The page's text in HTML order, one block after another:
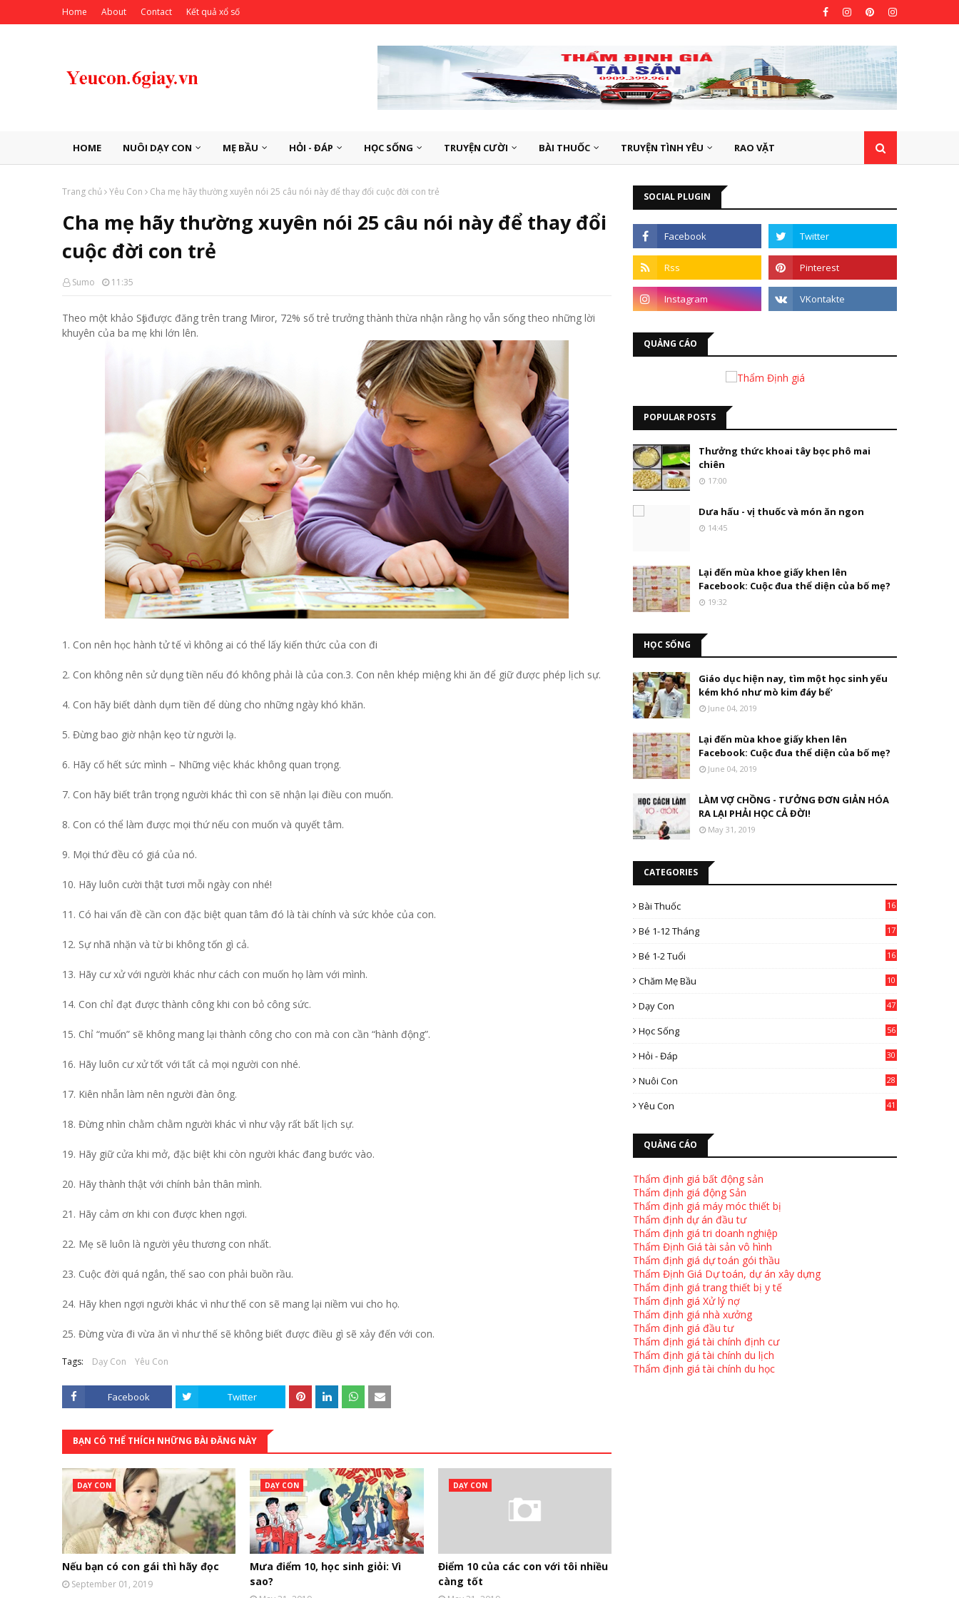
Home About Contact Kết quả xổ số
HOME NUÔI DẠY CON MẸ BẦU HỎI - ĐÁP HỌC SỐNG TRUYỆN CƯỜI BÀI THUỐC TRUYỆN TÌNH YÊU RAO VẶT
Trang chủ Yêu Con Cha mẹ hãy thường xuyên nói 25 câu nói này để thay đổi cuộc đời con trẻ
Cha mẹ hãy thường xuyên nói 25 câu nói này để thay đổi
cuộc đời con trẻ
Sumo 11:35
Theo một khảo Sӓƫ được đăng trên trang Miror, 72% số trẻ trưởng thành thừa nhận rằng họ vẫn sống theo những lời
khuyên của ba mẹ khi lớn lên.
1. Con nên học hành tử tế vì không ai có thể lấy kiến thức của con đi
2. Con không nên sử dụng tiền nếu đó không phải là của con.3. Con nên khép miệng khi ăn để giữ được phép lịch sự.
4. Con hãy biết dành dụm tiền để dùng cho những ngày khó khăn.
5. Đừng bao giờ nhận kẹo từ người lạ.
6. Hãy cố hết sức mình – Những việc khác không quan trọng.
7. Con hãy biết trân trọng người khác thì con sẽ nhận lại điều con muốn.
8. Con có thể làm được mọi thứ nếu con muốn và quyết tâm.
9. Mọi thứ đều có giá của nó.
10. Hãy luôn cười thật tươi mỗi ngày con nhé!
11. Có hai vấn đề cần con đặc biệt quan tâm đó là tài chính và sức khỏe của con.
12. Sự nhã nhặn và từ bi không tốn gì cả.
13. Hãy cư xử với người khác như cách con muốn họ làm với mình.
14. Con chỉ đạt được thành công khi con bỏ công sức.
15. Chỉ “muốn” sẽ không mang lại thành công cho con mà con cần “hành động”.
16. Hãy luôn cư xử tốt với tất cả mọi người con nhé.
17. Kiên nhẫn làm nên người đàn ông.
18. Đừng nhìn chằm chằm người khác vì như vậy rất bất lịch sự.
19. Hãy giữ cửa khi mở, đặc biệt khi còn người khác đang bước vào.
20. Hãy thành thật với chính bản thân mình.
21. Hãy cảm ơn khi con được khen ngợi.
22. Mẹ sẽ luôn là người yêu thương con nhất.
23. Cuộc đời quá ngắn, thế sao con phải buồn rầu.
24. Hãy khen ngợi người khác vì như thế con sẽ mang lại niềm vui cho họ.
25. Đừng vừa đi vừa ăn vì như thế sẽ không biết được điều gì sẽ xảy đến với con.
Tags: Dạy Con Yêu Con
Facebook Twitter
BẠN CÓ THỂ THÍCH NHỮNG BÀI ĐĂNG NÀY
DẠY CON
Nếu bạn có con gái thì hãy đọc
September 01, 2019
DẠY CON
Mưa điểm 10, học sinh giỏi: Vì
sao?
DẠY CON
Điểm 10 của các con với tôi nhiều
càng tốt
SOCIAL PLUGIN
QUẢNG CÁO
POPULAR POSTS
Thưởng thức khoai tây bọc phô mai
chiên
17:00
Dưa hấu - vị thuốc và món ăn ngon
14:45
Lại đến mùa khoe giấy khen lên
Facebook: Cuộc đua thể diện của bố mẹ?
19:32
HỌC SỐNG
Giáo dục hiện nay, tìm một học sinh yếu
kém khó như mò kim đáy bể’
June 04, 2019
Lại đến mùa khoe giấy khen lên
Facebook: Cuộc đua thể diện của bố mẹ?
June 04, 2019
LÀM VỢ CHỒNG - TƯỞNG ĐƠN GIẢN HÓA
RA LẠI PHẢI HỌC CẢ ĐỜI!
May 31, 2019
CATEGORIES
Bài Thuốc
16
Bé 1-12 Tháng 17
Bé 1-2 Tuổi 16
Chăm Mẹ Bầu
10
Dạy Con
47
Học Sống 56
Hỏi - Đáp 30
Nuôi Con
28
Yêu Con
41
QUẢNG CÁO
Thẩm định giá bất động sản
Thẩm định giá động Sản
Thẩm định giá máy móc thiết bị
Thẩm định dự án đầu tư
Thẩm định giá tri doanh nghiệp
Thẩm Định Giá tài sản vô hình
Thẩm định giá dự toán gói thầu
Thẩm Định Giá Dự toán, dự án xây dựng
Thẩm định giá trang thiết bị y tế
Thẩm định giá Xử lý nợ
Thẩm định giá nhà xưởng
Thẩm định giá đầu tư
Thẩm định giá tài chính định cư
Thẩm định giá tài chính du lịch
Thẩm định giá tài chính du học